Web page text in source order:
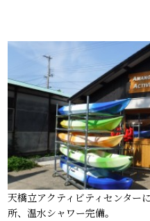
天橋立アクティビティセンター
所、温水シャワー完備。